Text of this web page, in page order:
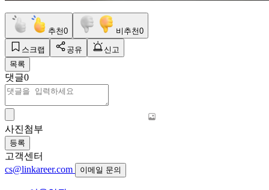
추천0 비추천0
스크랩 공유
신고
목록
댓글0
사진첨부
등록
고객센터
cs@linkareer.com
이메일 문의